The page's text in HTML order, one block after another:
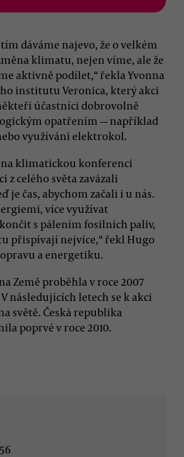
dáváme najevo, že o velkém
klimatu, nejen víme, ale že
aktivně podílet,“ řekla Yvonna
institutu Veronica, který akci
účastníci dobrovolně
opatřením — například
využívání elektrokol.
na klimatickou konferenci
z celého světa zavázali
je čas, abychom začali i u nás.
více využívat
s pálením fosilních paliv,
přispívají nejvíce,“ řekl Hugo
a energetiku.
Země proběhla v roce 2007
následujících letech se k akci
světě. Česká republika
poprvé v roce 2010.